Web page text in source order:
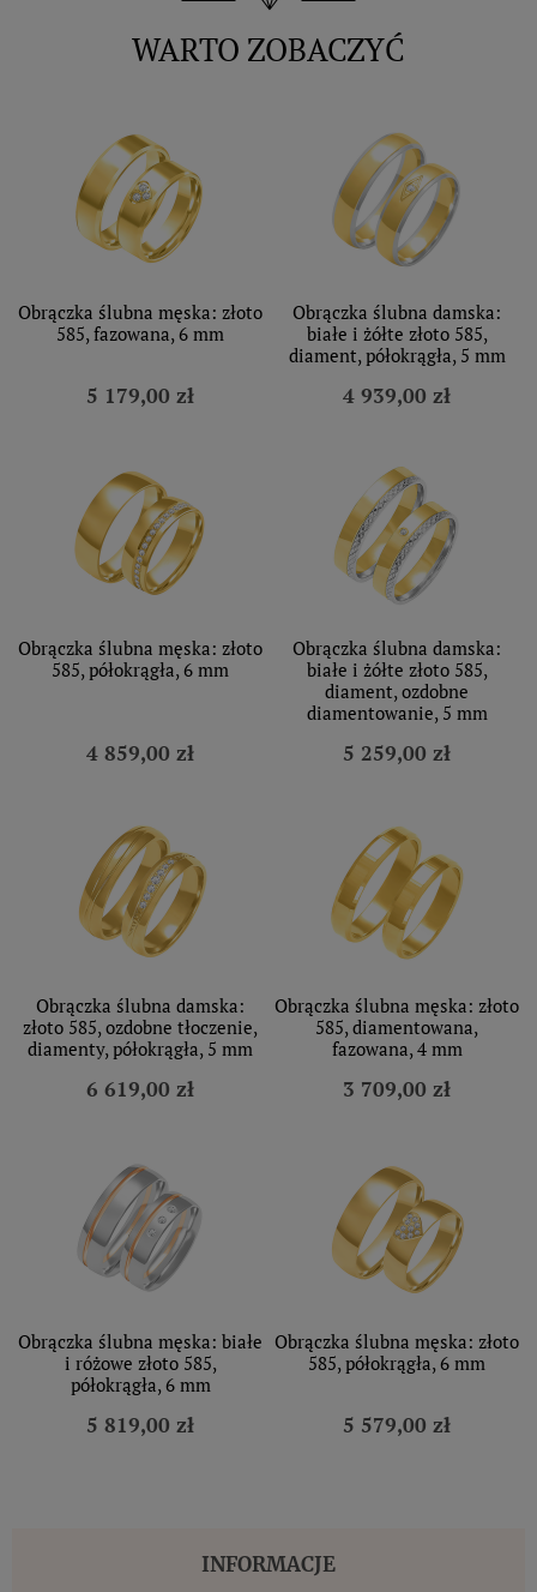
WARTO ZOBACZYĆ
Obrączka ślubna męska: złoto
585, fazowana, 6 mm
5 179,00 zł
Obrączka ślubna damska:
białe i żółte złoto 585,
diament, półokrągła, 5 mm
4 939,00 zł
Obrączka ślubna męska: złoto
585, półokrągła, 6 mm
4 859,00 zł
Obrączka ślubna damska:
białe i żółte złoto 585,
diament, ozdobne
diamentowanie, 5 mm
5 259,00 zł
Obrączka ślubna damska:
złoto 585, ozdobne tłoczenie,
diamenty, półokrągła, 5 mm
6 619,00 zł
Obrączka ślubna męska: złoto
585, diamentowana,
fazowana, 4 mm
3 709,00 zł
Obrączka ślubna męska: białe
i różowe złoto 585,
półokrągła, 6 mm
5 819,00 zł
Obrączka ślubna męska: złoto
585, półokrągła, 6 mm
5 579,00 zł
INFORMACJE